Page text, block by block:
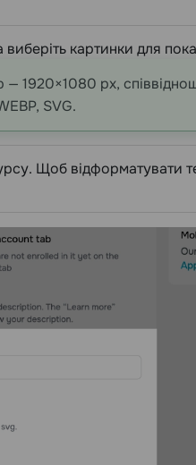
виберіть картинки для
1920×1080 px,
SVG.
Щоб відформатувати